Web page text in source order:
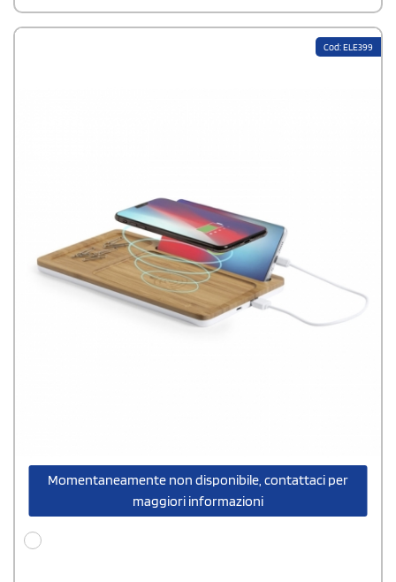
Cod: ELE399
Momentaneamente non disponibile, contattaci per
maggiori informazioni